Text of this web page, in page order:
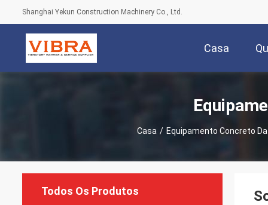
Shanghai Yekun Construction Machinery Co., Ltd.
Casa
Casa / Equipamento Concreto
Todos Os Produtos